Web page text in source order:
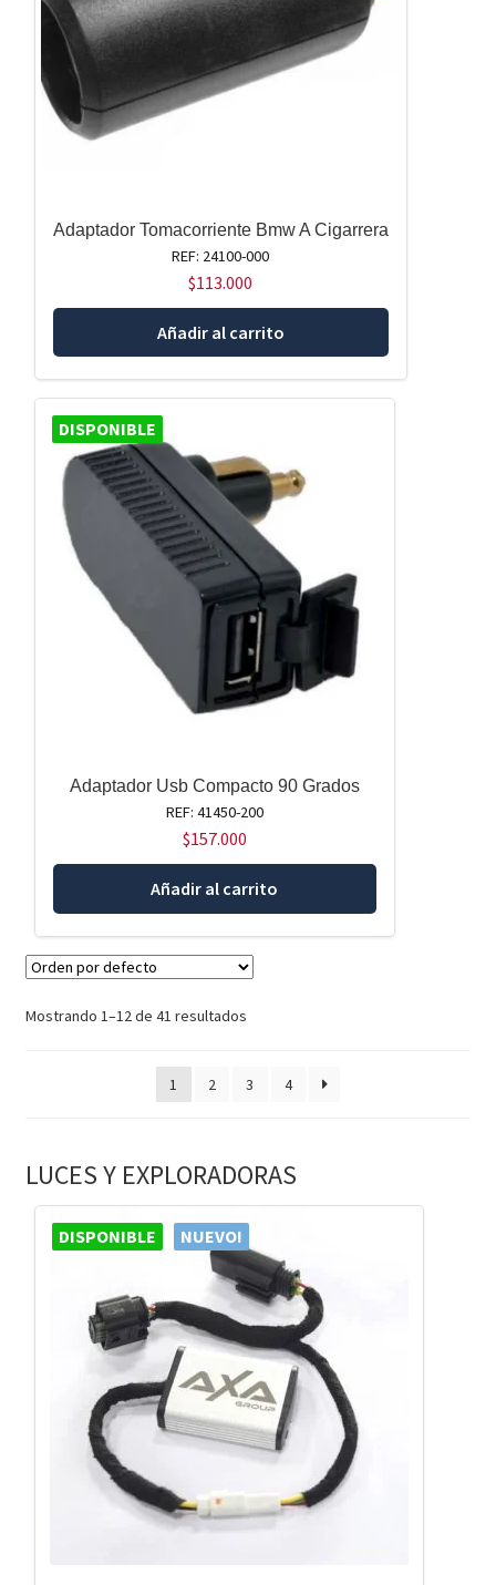
Adaptador Tomacorriente Bmw A Cigarrera
REF: 24100-000
$113.000
Añadir al carrito
DISPONIBLE
Adaptador Usb Compacto 90 Grados
REF: 41450-200
$157.000
Añadir al carrito
Mostrando 1–12 de 41 resultados
1 2 3 4
LUCES Y EXPLORADORAS
DISPONIBLE NUEVO!